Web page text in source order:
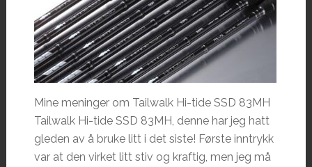
Mine meninger om Tailwalk Hi-tide SSD 83MH
Tailwalk Hi-tide SSD 83MH, denne har jeg hatt
gleden av å bruke litt i det siste! Første inntrykk
var at den virket litt stiv og kraftig, men jeg må